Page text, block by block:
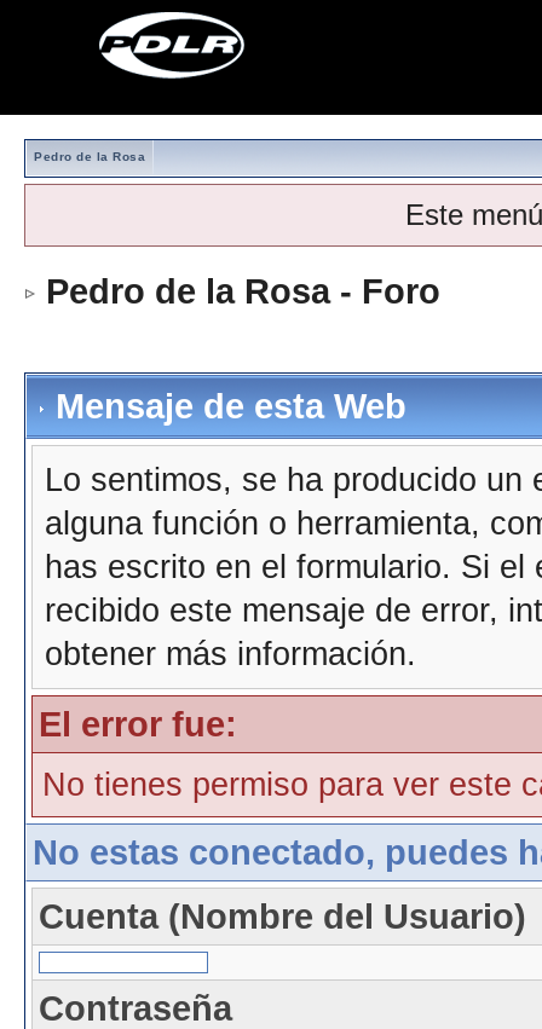
Pedro de la Rosa
Este
Pedro de la Rosa - Foro
Mensaje de esta Web
Lo sentimos, se ha producido
alguna función o herramienta,
has escrito en el formulario. Si
recibido este mensaje de error,
obtener más información.
El error fue:
No tienes permiso para ver este
No estas conectado, puedes
Cuenta (Nombre del Usuario)
Contraseña